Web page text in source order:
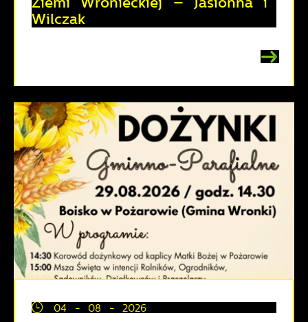
Wilczak
04 - 08 - 2026